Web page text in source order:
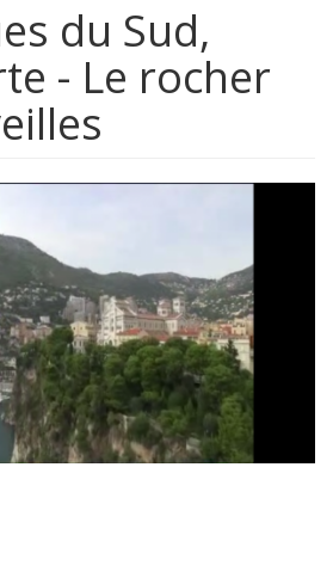
du Sud,
- Le rocher